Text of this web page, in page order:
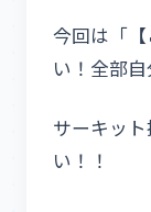
今回は「
い！全部
サーキッ
い！！